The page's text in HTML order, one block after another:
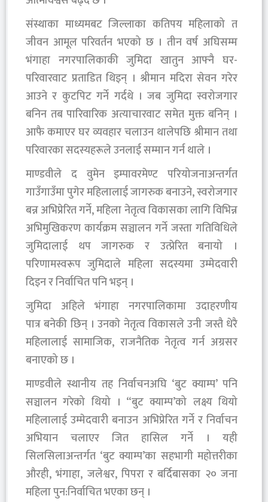
संस्थाका माध्यमबट जिल्लाका कतिपय महिलाको त
जीवन आमूल परिवर्तन भएको छ । तीन वर्ष अघिसम्म
भंगाहा नगरपालिकाकी जुमिदा खातुन आफ्नै घर-
परिवारवाट प्रताडित थिइन् । श्रीमान मदिरा सेवन गरेर
आउने र कुटपिट गर्ने गर्दथे । जब जुमिदा स्वरोजगार
बनिन तब पारिवारिक अत्याचारवाट समेत मुक्त बनिन् ।
आफै कमाएर घर व्यवहार चलाउन थालेपछि श्रीमान तथा
परिवारका सदस्यहरूले उनलाई सम्मान गर्न थाले ।
माण्डवीले द वुमेन इम्पावरमेण्ट परियोजनाअन्तर्गत
गाउँगाउँमा पुगेर महिलालाई जागरुक बनाउने, स्वरोजगार
बन्न अभिप्रेरित गर्ने, महिला नेतृत्व विकासका लागि विभिन्न
अभिमुखिकरण कार्यक्रम सञ्चालन गर्ने जस्ता गतिविधिले
जुमिदालाई थप जागरुक र उत्प्रेरित बनायो ।
परिणामस्वरूप जुमिदाले महिला सदस्यमा उम्मेदवारी
दिइन र निर्वाचित पनि भइन् ।
जुमिदा अहिले भंगाहा नगरपालिकामा उदाहरणीय
पात्र बनेकी छिन् । उनकाे नेतृत्व विकासले उनी जस्तै धेरै
महिलालाई सामाजिक, राजनैतिक नेतृत्व गर्न अग्रसर
बनाएको छ ।
माण्डवीले स्थानीय तह निर्वाचनअघि ‘बुट क्याम्प’ पनि
सञ्चालन गरेको थियो । “बुट क्याम्प’को लक्ष्य थियो
महिलालाई उम्मेदवारी बनाउन अभिप्रेरित गर्ने र निर्वाचन
अभियान चलाएर जित हासिल गर्ने । यही
सिलसिलाअन्तर्गत ‘बुट क्याम्प’का सहभागी महोत्तरीका
औरही, भंगाहा, जलेश्वर, पिपरा र बर्दिबासका २० जना
महिला पुन:निर्वाचित भएका छन् ।